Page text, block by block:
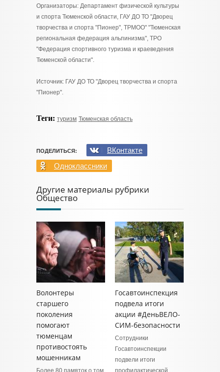
Организаторы: Департамент физической культуры
и спорта Тюменской области, ГАУ ДО ТО "Дворец
творчества и спорта "Пионер", ТРМОО" "Тюменская
региональная федерация альпинизма", ТРО
"Федерация спортивного туризма и краеведения
Тюменской области".
Источник: ГАУ ДО ТО "Дворец творчества и спорта
"Пионер".
Теги: туризм Тюменская область
ПОДЕЛИТЬСЯ:
ВКонтакте
Одноклассники
Другие материалы рубрики
Общество
Волонтеры
старшего
поколения
помогают
тюменцам
противостоять
мошенникам
Госавтоинспекция
подвела итоги
акции #ДеньВЕЛО-
СИМ-безопасности
Сотрудники
Госавтоинспекции
подвели итоги